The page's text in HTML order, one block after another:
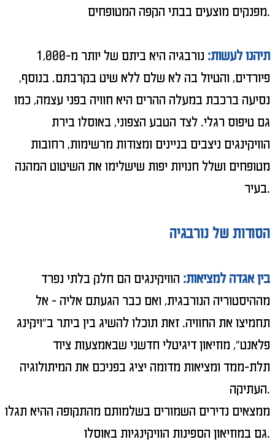
מפנקים מוצעים בבתי הקפה המטופחים.
תיהנו לעשות:
נורבגיה היא ביתם של יותר מ-1,000
פיורדים, והטיול בה לא שלם ללא שיט בקרבתם. בנוסף,
נסיעה ברכבת במעלה ההרים היא חוויה בפני עצמה, כמו
גם טיפוס רגלי. לצד הטבע הצפוני, באוסלו בירת
הוויקינגים ניצבים בניינים ומצודות מרשימות, רחובות
מטופחים ושלל חנויות יפות שישלימו את השיטוט המהנה
בעיר.
הסודות של נורבגיה
בין אגדה למציאות: הוויקינגים הם חלק בלתי נפרד
מההיסטוריה הנורבגית, ואם כבר הגעתם אליה - אל
תחמיצו את החוויה. זאת תוכלו להשיג בין ביתר ב"ויקינג
פלאנט", מוזיאון דיגיטלי חדשני שבאמצעות ציוד
תלת-ממד ומציאות מדומה יציג בפניכם את המיתולוגיה
העתיקה.
ממצאים נדירים השמורים בשלמותם מהתקופה ההיא תגלו
גם במוזיאון הספינות הוויקינגיות באוסלו.